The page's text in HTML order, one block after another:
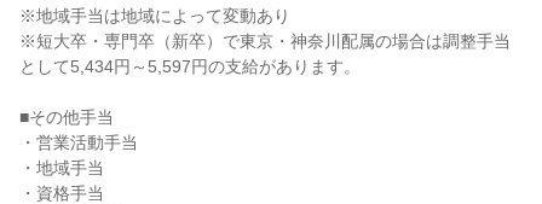
※地域手当は地域によって変動あり
※短大卒・専門卒（新卒）で東京・神奈川配属の場合は調整手当
として5,434円～5,597円の支給があります。
■その他手当
・営業活動手当
・地域手当
・資格手当